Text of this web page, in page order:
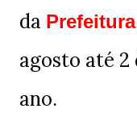
da Prefeitura
agosto até 2
ano.